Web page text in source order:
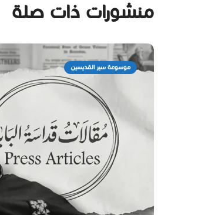
منشورات ذات صلة
موسوعة سير القديسين